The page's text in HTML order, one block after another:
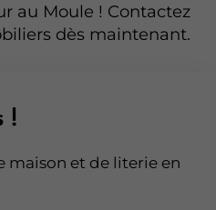
au Moule ! Contactez
dès maintenant.
!
maison et de literie en